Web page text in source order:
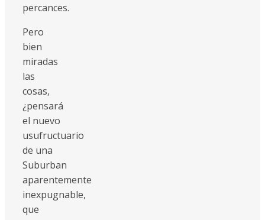
percances.
Pero
bien
miradas
las
cosas,
¿pensará
el nuevo
usufructuario
de una
Suburban
aparentemente
inexpugnable,
que